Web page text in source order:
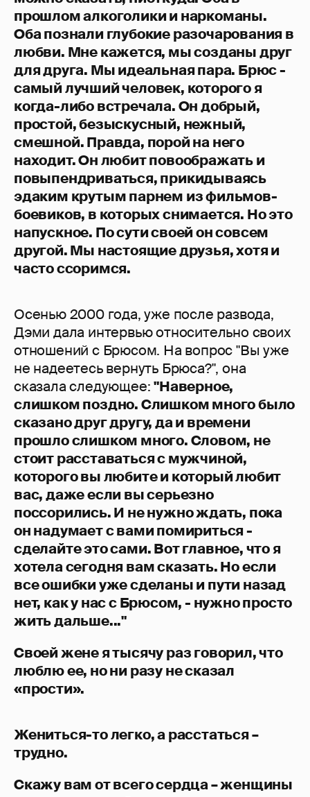
прошлом алкоголики и наркоманы.
Оба познали глубокие разочарования в
любви. Мне кажется, мы созданы друг
для друга. Мы идеальная пара. Брюс -
самый лучший человек, которого я
когда-либо встречала. Он добрый,
простой, безыскусный, нежный,
смешной. Правда, порой на него
находит. Он любит повоображать и
повыпендриваться, прикидываясь
эдаким крутым парнем из фильмов-
боевиков, в которых снимается. Но это
напускное. По сути своей он совсем
другой. Мы настоящие друзья, хотя и
часто ссоримся.
Осенью 2000 года, уже после развода,
Дэми дала интервью относительно своих
отношений с Брюсом. На вопрос "Вы уже
не надеетесь вернуть Брюса?", она
сказала следующее:"Наверное,
слишком поздно. Слишком много было
сказано друг другу, да и времени
прошло слишком много. Словом, не
стоит расставаться с мужчиной,
которого вы любите и который любит
вас, даже если вы серьезно
поссорились. И не нужно ждать, пока
он надумает с вами помириться -
сделайте это сами. Вот главное, что я
хотела сегодня вам сказать. Но если
все ошибки уже сделаны и пути назад
нет, как у нас с Брюсом, - нужно просто
жить дальше..."
Своей жене я тысячу раз говорил, что
люблю ее, но ни разу не сказал
«прости».
Жениться-то легко, а расстаться –
трудно.
Скажу вам от всего сердца – женщины